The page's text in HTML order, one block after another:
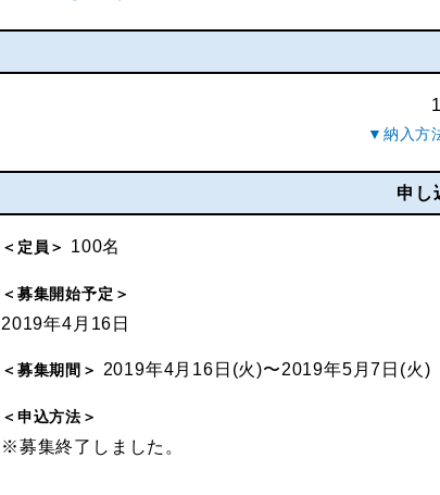
申し
＜定員＞ 100名
＜募集開始予定＞
2019年4月16日
＜募集期間＞ 2019年4月16日(火)〜2019年5月7日(火)
＜申込方法＞
※募集終了しました。